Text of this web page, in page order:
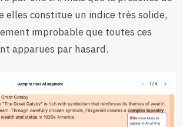
elles constitue un indice très solide,
improbable que toutes ces
apparues par hasard.